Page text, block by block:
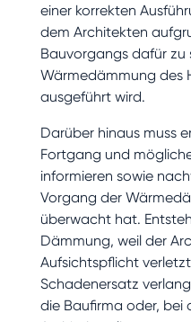
einer korrekten
dem Architekten
Bauvorgangs dafür zu
Wärmedämmung des
ausgeführt wird.
Darüber hinaus muss
Fortgang und
informieren sowie
Vorgang der
überwacht hat.
Dämmung, weil der
Aufsichtspflicht
Schadenersatz
die Baufirma oder, bei